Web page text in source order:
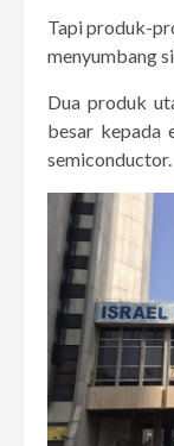
Tapi produk-
menyumbang
Dua produk
besar kepada
semiconductor.